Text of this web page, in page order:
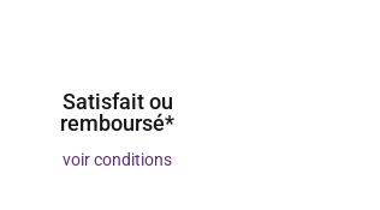
Satisfait ou
remboursé*
voir conditions